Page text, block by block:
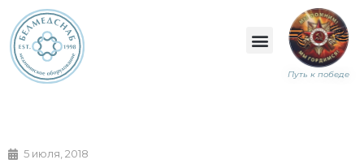
Путь к победе
5 июля, 2018